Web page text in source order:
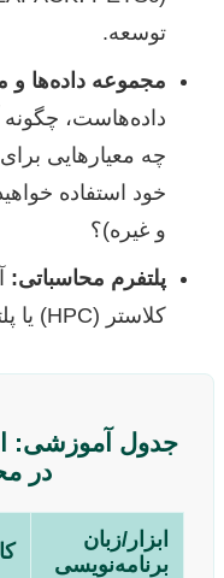
توسعه.
مجموعه داده‌ها و
داده‌هاست، چگونه
چه معیارهایی
خود استفاده
و غیره)؟
پلتفرم محاسباتی:
کلاستر (HPC) یا پلتفرم ابری استفاده می‌کنید؟
جدول آموزشی:
در
ابزار/زبان
برنامه‌نویسی